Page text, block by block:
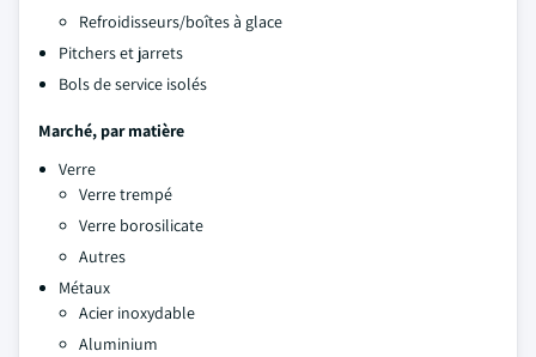
Refroidisseurs/boîtes à glace
Pitchers et jarrets
Bols de service isolés
Marché, par matière
Verre
Verre trempé
Verre borosilicate
Autres
Métaux
Acier inoxydable
Aluminium